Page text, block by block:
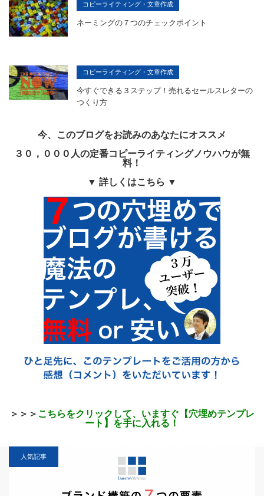
コピーライティング・文章作成
ネーミングの７つのチェックポイント
コピーライティング・文章作成
今すぐできる３ステップ！売れるセールスレターの
つくり方
今、このブログをお読みのあなたにオススメ
３０，０００人の定番コピーライティングノウハウが無
料！
▼ 詳しくはこちら ▼
＞＞＞ こちらをクリックして、いますぐ【穴埋めテンプレ
ート】を手に入れる！
人気記事